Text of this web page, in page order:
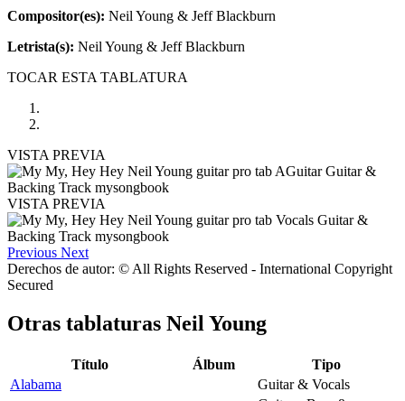
Compositor(es): Neil Young & Jeff Blackburn
Letrista(s): Neil Young & Jeff Blackburn
TOCAR ESTA TABLATURA
VISTA PREVIA
VISTA PREVIA
Previous Next
Derechos de autor: © All Rights Reserved - International Copyright
Secured
Otras tablaturas Neil Young
Título Álbum
Tipo
Alabama
Guitar & Vocals